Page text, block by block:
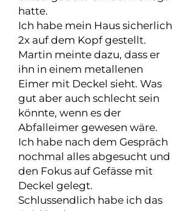
hatte.
Ich habe mein Haus sicherlich
2x auf dem Kopf gestellt.
Martin meinte dazu, dass er
ihn in einem metallenen
Eimer mit Deckel sieht. Was
gut aber auch schlecht sein
könnte, wenn es der
Abfalleimer gewesen wäre.
Ich habe nach dem Gespräch
nochmal alles abgesucht und
den Fokus auf Gefässe mit
Deckel gelegt.
Schlussendlich habe ich das